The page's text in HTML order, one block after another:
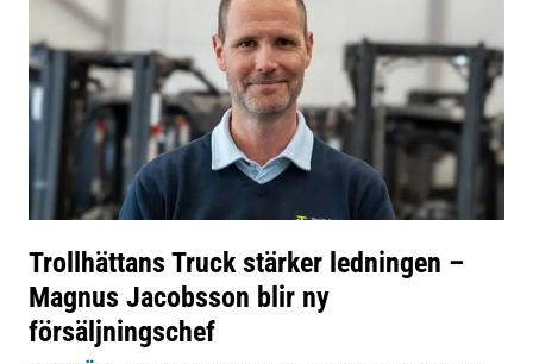
Trollhättans Truck stärker ledningen –
Magnus Jacobsson blir ny
försäljningschef